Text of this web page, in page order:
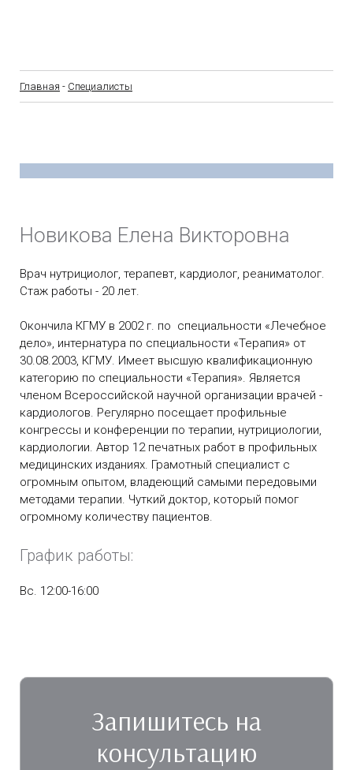
Главная - Специалисты
Новикова Елена Викторовна
Врач нутрициолог, терапевт, кардиолог, реаниматолог.
Стаж работы - 20 лет.
Окончила КГМУ в 2002 г. по специальности «Лечебное
дело», интернатура по специальности «Терапия» от
30.08.2003, КГМУ. Имеет высшую квалификационную
категорию по специальности «Терапия». Является
членом Всероссийской научной организации врачей -
кардиологов. Регулярно посещает профильные
конгрессы и конференции по терапии, нутрициологии,
кардиологии. Автор 12 печатных работ в профильных
медицинских изданиях. Грамотный специалист с
огромным опытом, владеющий самыми передовыми
методами терапии. Чуткий доктор, который помог
огромному количеству пациентов.
График работы:
Вс. 12:00-16:00
Запишитесь на
консультацию